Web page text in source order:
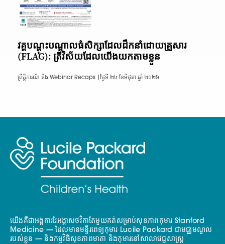
វគ្គបណ្តុះបណ្តាលធំសិក្សាដែលដឹកនាំដោយគ្រួសារ
(FLAG): ត្រីវិស័យដែលយើងយកតាមខ្លួន
ព្រឹត្តិការណ៍ និង Webinar Recaps | ថ្ងៃទី ២៤ ខែមិថុនា ឆ្នាំ ២០២៦
យើងគឺជាអង្គការរៃអង្គាសថវិកាតែមួយគត់សម្រាប់សុខភាពកុមារ Stanford
Medicine — ដែលមានមន្ទីរពេទ្យកុមារ Lucile Packard ជាមជ្ឈមណ្ឌល
របស់ខ្លួន — និងកម្មវិធីសុខភាពមាតា និងកុមារនៅសាលាវេជ្ជសាស្ត្រ